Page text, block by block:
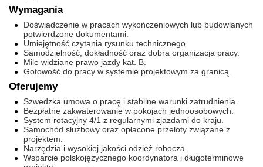
Wymagania
Doświadczenie w pracach wykończeniowych lub budowlanych
potwierdzone dokumentami.
Umiejętność czytania rysunku technicznego.
Samodzielność, dokładność oraz dobra organizacja pracy.
Mile widziane prawo jazdy kat. B.
Gotowość do pracy w systemie projektowym za granicą.
Oferujemy
Szwedzka umowa o pracę i stabilne warunki zatrudnienia.
Bezpłatne zakwaterowanie w pokojach jednoosobowych.
System rotacyjny 4/1 z regularnymi zjazdami do kraju.
Samochód służbowy oraz opłacone przeloty związane z
projektem.
Narzędzia i wysokiej jakości odzież robocza.
Wsparcie polskojęzycznego koordynatora i długoterminowe